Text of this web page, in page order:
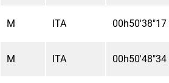
M ITA 00h50'38"17
M ITA 00h50'48"34